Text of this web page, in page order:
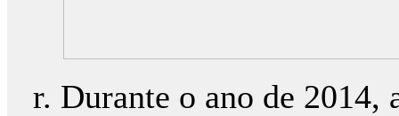
Durante o ano de 2014,